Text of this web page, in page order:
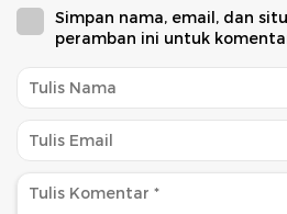
Simpan nama, email, dan
peramban ini untuk